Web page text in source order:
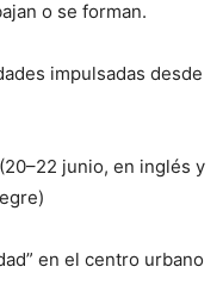
o se forman.
impulsadas desde
junio, en inglés y
en el centro urbano